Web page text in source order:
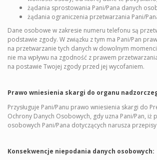
żądania sprostowania Pani/Pana danych
żądania ograniczenia przetwarzania Pani/
Dane osobowe w zakresie numeru telefonu są
podstawie zgody. W związku z tym ma Pani/Pan
na przetwarzanie tych danych w dowolnym
nie ma wpływu na zgodność z prawem
na postawie Twojej zgody przed jej wycofaniem.
Prawo wniesienia skargi do organu
Przysługuje Pani/Panu prawo wniesienia skargi do
Ochrony Danych Osobowych, gdy uzna Pani/Pan, iż
osobowych Pani/Pana dotyczących narusza przepisy
Konsekwencje niepodania danych osobowych: